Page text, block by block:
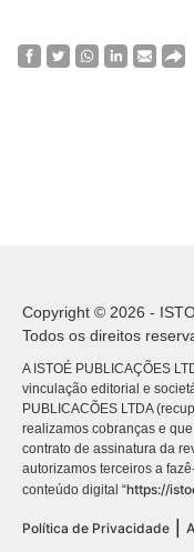
Copyright © 2026 -
Todos os direitos
A ISTOÉ PUBLICAÇÕES
vinculação editorial e
PUBLICACÕES LTDA
realizamos cobranças e
contrato de assinatura da
autorizamos terceiros a
conteúdo digital “https://
Política de Privacidade |